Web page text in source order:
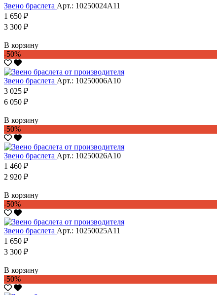
Звено браслета Арт.: 10250024А11
1 650 ₽
3 300 ₽
В корзину
-50%
Звено браслета Арт.: 10250006А10
3 025 ₽
6 050 ₽
В корзину
-50%
Звено браслета Арт.: 10250026А10
1 460 ₽
2 920 ₽
В корзину
-50%
Звено браслета Арт.: 10250025А11
1 650 ₽
3 300 ₽
В корзину
-50%